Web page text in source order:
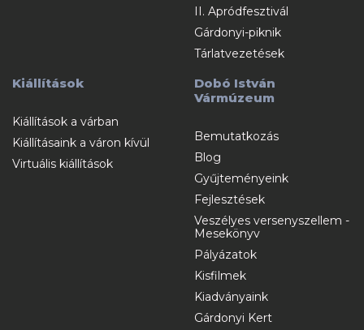
II. Apródfesztivál
Gárdonyi-piknik
Tárlatvezetések
Kiállítások
Kiállítások a várban
Kiállításaink a váron kívül
Virtuális kiállítások
Dobó István
Vármúzeum
Bemutatkozás
Blog
Gyűjteményeink
Fejlesztések
Veszélyes versenyszellem -
Mesekönyv
Pályázatok
Kisfilmek
Kiadványaink
Gárdonyi Kert